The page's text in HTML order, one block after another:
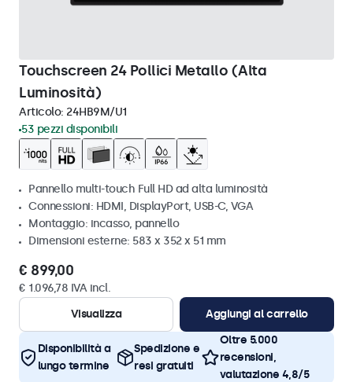
Touchscreen 24 Pollici Metallo (Alta
Luminosità)
Articolo: 24HB9M/U1
53 pezzi disponibili
Pannello multi-touch Full HD ad alta luminosità
Connessioni: HDMI, DisplayPort, USB-C, VGA
Montaggio: incasso, pannello
Dimensioni esterne: 583 x 352 x 51 mm
€ 899,00
€ 1.096,78 IVA incl.
Visualizza
Aggiungi al carrello
Disponibilità a
lungo termine
Spedizione e
resi gratuiti
Oltre 5.000
recensioni,
valutazione 4,8/5